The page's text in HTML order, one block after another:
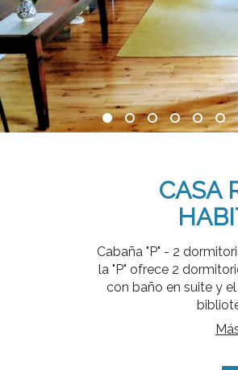
CASA
Cabaña "P" - 2
la "P" ofrece 2
con baño en suite y